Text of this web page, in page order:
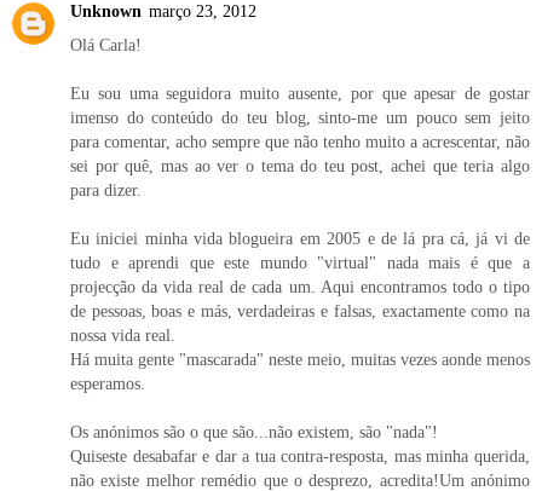
Unknown março 23, 2012
Olá Carla!
Eu sou uma seguidora muito ausente, por que apesar de gostar
imenso do conteúdo do teu blog, sinto-me um pouco sem jeito
para comentar, acho sempre que não tenho muito a acrescentar, não
sei por quê, mas ao ver o tema do teu post, achei que teria algo
para dizer.
Eu iniciei minha vida blogueira em 2005 e de lá pra cá, já vi de
tudo e aprendi que este mundo "virtual" nada mais é que a
projecção da vida real de cada um. Aqui encontramos todo o tipo
de pessoas, boas e más, verdadeiras e falsas, exactamente como na
nossa vida real.
Há muita gente "mascarada" neste meio, muitas vezes aonde menos
esperamos.
Os anónimos são o que são...não existem, são "nada"!
Quiseste desabafar e dar a tua contra-resposta, mas minha querida,
não existe melhor remédio que o desprezo, acredita!Um anónimo